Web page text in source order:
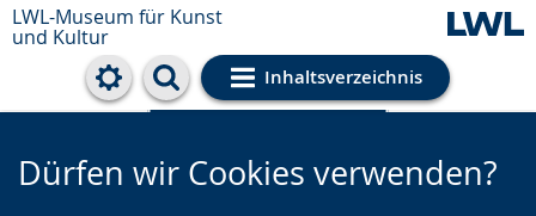
LWL-Museum für Kunst
und Kultur
Inhaltsverzeichnis
Cookie-Einstellungen
Dürfen wir Cookies verwenden?